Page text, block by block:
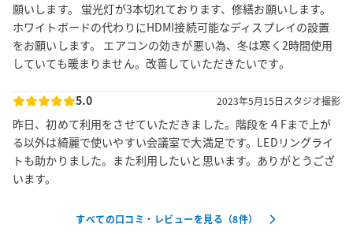
願いします。 蛍光灯が3本切れております、修繕お願いします。
ホワイトボードの代わりにHDMI接続可能なディスプレイの設置
をお願いします。 エアコンの効きが悪い為、冬は寒く2時間使用
していても暖まりません。改善していただきたいです。
5.0 2023年5月15日 スタジオ撮影
昨日、初めて利用をさせていただきました。階段を４Fまで上が
る以外は綺麗で使いやすい会議室で大満足です。LEDリングライ
トも助かりました。また利用したいと思います。ありがとうござ
います。
すべての口コミ・レビューを見る（8件）